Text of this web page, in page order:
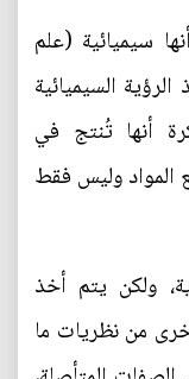
سيميائية (علم
السيميائية
أنها تُنتج في
المواد وليس فقط
ولكن يتم أخذ
من نظريات ما